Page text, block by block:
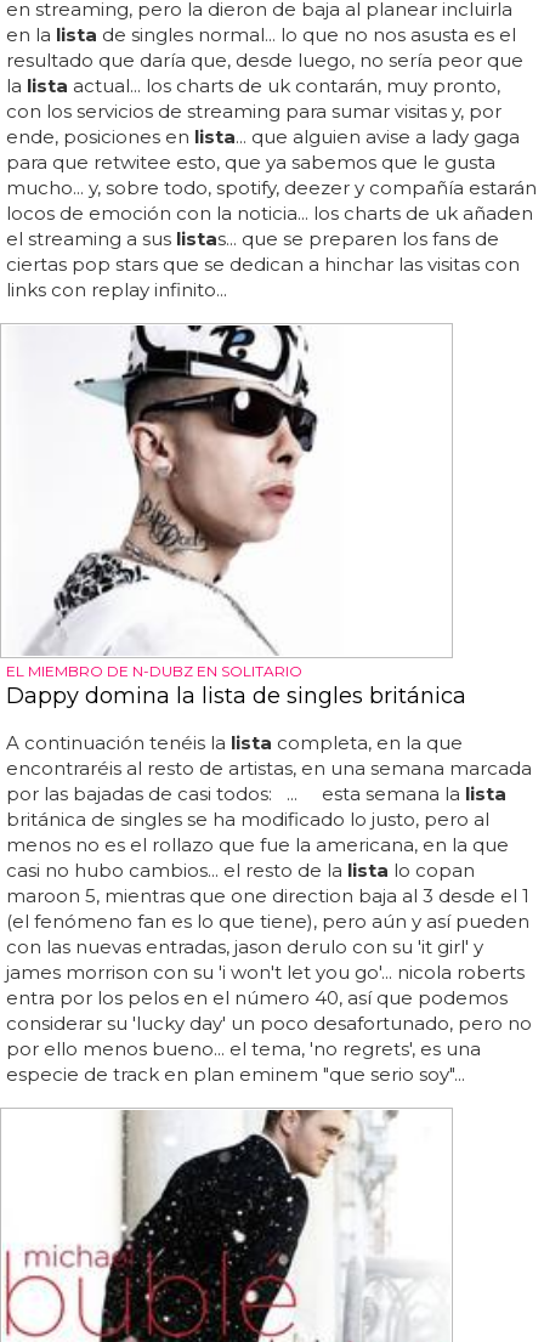
en streaming, pero la dieron de baja al planear incluirla
en la lista de singles normal... lo que no nos asusta es el
resultado que daría que, desde luego, no sería peor que
la lista actual... los charts de uk contarán, muy pronto,
con los servicios de streaming para sumar visitas y, por
ende, posiciones en lista... que alguien avise a lady gaga
para que retwitee esto, que ya sabemos que le gusta
mucho... y, sobre todo, spotify, deezer y compañía estarán
locos de emoción con la noticia... los charts de uk añaden
el streaming a sus listas... que se preparen los fans de
ciertas pop stars que se dedican a hinchar las visitas con
links con replay infinito...
EL MIEMBRO DE N-DUBZ EN SOLITARIO
Dappy domina la lista de singles británica
A continuación tenéis la lista completa, en la que
encontraréis al resto de artistas, en una semana marcada
por las bajadas de casi todos: ... esta semana la lista
británica de singles se ha modificado lo justo, pero al
menos no es el rollazo que fue la americana, en la que
casi no hubo cambios... el resto de la lista lo copan
maroon 5, mientras que one direction baja al 3 desde el 1
(el fenómeno fan es lo que tiene), pero aún y así pueden
con las nuevas entradas, jason derulo con su 'it girl' y
james morrison con su 'i won't let you go'... nicola roberts
entra por los pelos en el número 40, así que podemos
considerar su 'lucky day' un poco desafortunado, pero no
por ello menos bueno... el tema, 'no regrets', es una
especie de track en plan eminem "que serio soy"...